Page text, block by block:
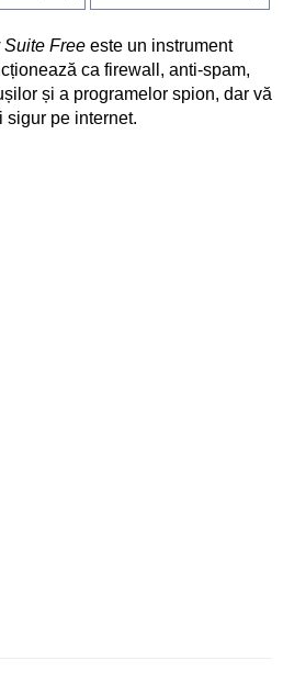
Suite Free este un instrument
ca firewall, anti-spam,
și a programelor spion, dar vă
sigur pe internet.